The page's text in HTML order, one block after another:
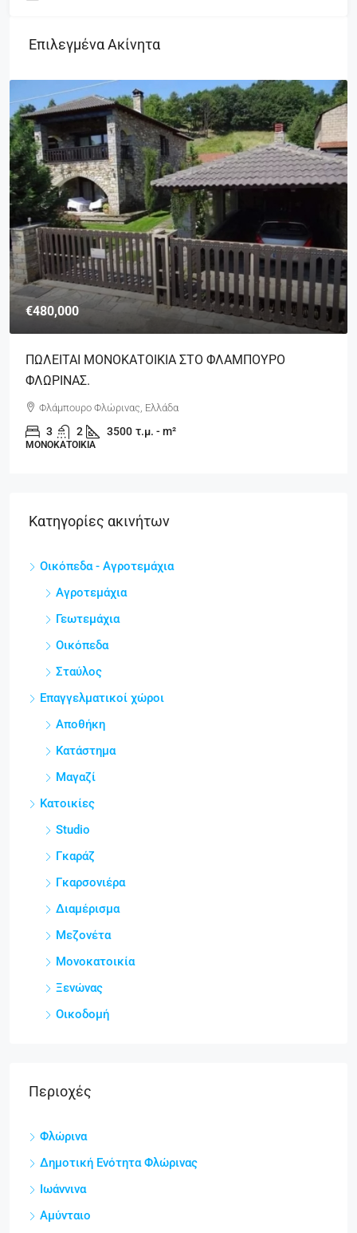
Επιλεγμένα Ακίνητα
€480,000
ΠΩΛΕΙΤΑΙ ΜΟΝΟΚΑΤΟΙΚΙΑ ΣΤΟ ΦΛΑΜΠΟΥΡΟ
ΦΛΩΡΙΝΑΣ.
Φλάμπουρο Φλώρινας, Ελλάδα
3 2 3500 τ.μ. - m²
ΜΟΝΟΚΑΤΟΙΚΊΑ
Κατηγορίες ακινήτων
Οικόπεδα - Αγροτεμάχια
Αγροτεμάχια
Γεωτεμάχια
Οικόπεδα
Σταύλος
Επαγγελματικοί χώροι
Αποθήκη
Κατάστημα
Μαγαζί
Κατοικίες
Studio
Γκαράζ
Γκαρσονιέρα
Διαμέρισμα
Μεζονέτα
Μονοκατοικία
Ξενώνας
Οικοδομή
Περιοχές
Φλώρινα
Δημοτική Ενότητα Φλώρινας
Ιωάννινα
Αμύνταιο